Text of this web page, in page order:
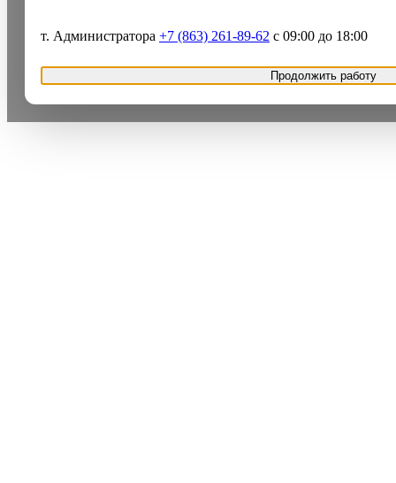
т. Администратора +7 (863) 261-89-62 с 09:00 до 18:00
Продолжить работу